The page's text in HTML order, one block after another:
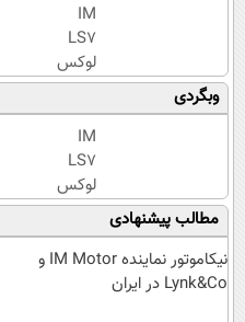
IM
LS7
لوکس
ترین
شاسی
بلند
برقی
ایران
وبگردی
IM
LS7
لوکس
ترین
شاسی
بلند
مطالب پیشنهادی
نیکاموتور نماینده IM Motor و
Lynk&Co در ایران